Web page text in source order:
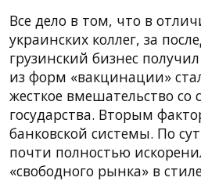
Все дело в том, что в
украинских коллег, за
грузинский бизнес
из форм «вакцинации»
жесткое вмешательство со
государства. Вторым
банковской системы. По
почти полностью
«свободного рынка» в